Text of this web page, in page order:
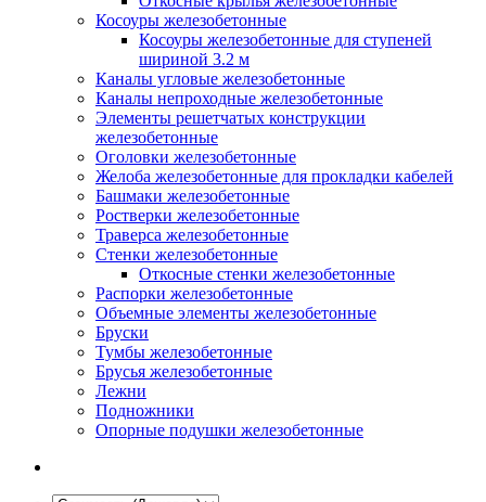
Косоуры железобетонные
Косоуры железобетонные для ступеней
шириной 3.2 м
Каналы угловые железобетонные
Каналы непроходные железобетонные
Элементы решетчатых конструкции
железобетонные
Оголовки железобетонные
Желоба железобетонные для прокладки кабелей
Башмаки железобетонные
Ростверки железобетонные
Траверса железобетонные
Стенки железобетонные
Откосные стенки железобетонные
Распорки железобетонные
Объемные элементы железобетонные
Бруски
Тумбы железобетонные
Брусья железобетонные
Лежни
Подножники
Опорные подушки железобетонные